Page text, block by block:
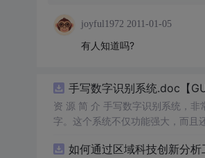
joyful1972 2011-01-05
有人知道吗?
手写数字识别系统.doc【
资 源 简 介 手写数字识别系统，
字。这个系统不仅功能强大，而且
便和实用的工具，你一定会喜欢它
如何通过区域科技创新分